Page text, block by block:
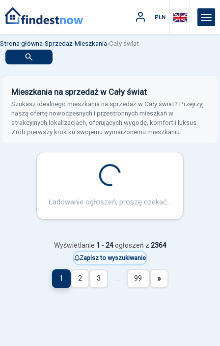
PLN
Strona główna›Sprzedaż›Mieszkania›Cały świat
Mieszkania na sprzedaż w Cały świat
Szukasz idealnego mieszkania na sprzedaż w Cały świat? Przejrzyj
naszą ofertę nowoczesnych i przestronnych mieszkań w
atrakcyjnych lokalizacjach, oferujących wygodę, komfort i luksus.
Zrób pierwszy krok ku swojemu wymarzonemu mieszkaniu.
Loading...
Ładowanie ogłoszeń, proszę czekać...
Wyświetlanie 1 - 24ogłoszeń z 2364
Zapisz to wyszukiwanie
1 2 3 99 »